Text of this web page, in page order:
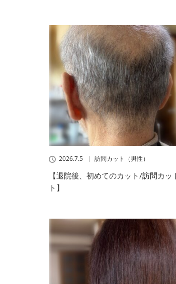
2026.7.5 訪問カット（男性）
【退院後、初めてのカット/訪問カッ
ト】